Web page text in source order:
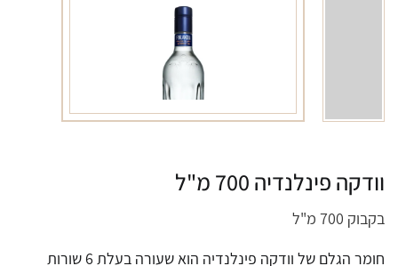
וודקה פינלנדיה 700 מ"ל
בקבוק 700 מ"ל
חומר הגלם של וודקה פינלנדיה הוא שעורה בעלת 6 שורות